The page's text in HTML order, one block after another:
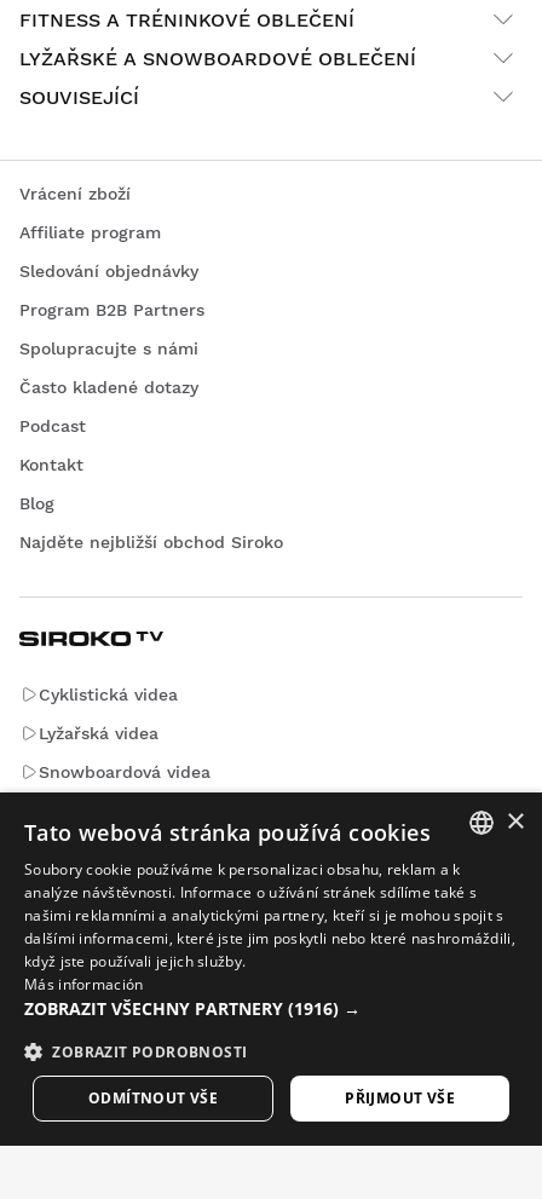
FITNESS A TRÉNINKOVÉ OBLEČENÍ
LYŽAŘSKÉ A SNOWBOARDOVÉ OBLEČENÍ
SOUVISEJÍCÍ
Vrácení zboží
Affiliate program
Sledování objednávky
Program B2B Partners
Spolupracujte s námi
Často kladené dotazy
Podcast
Kontakt
Blog
Najděte nejbližší obchod Siroko
Cyklistická videa
Lyžařská videa
Snowboardová videa
Jen důležité e-maily. Přihlaste se k odběru zpráv a novinek
od Siroko.
Napište Váš e-mail
SPANISH
ENGLISH
FINNISH
×
Tato webová stránka používá cookies
Soubory cookie používáme k personalizaci obsahu, reklam a k
analýze návštěvnosti. Informace o užívání stránek sdílíme také s
našimi reklamními a analytickými partnery, kteří si je mohou spojit s
dalšími informacemi, které jste jim poskytli nebo které nashromáždili,
když jste používali jejich služby.
Más información
ZOBRAZIT VŠECHNY PARTNERY (1916) →
ZOBRAZIT PODROBNOSTI
PŘIJMOUT VŠE
ODMÍTNOUT VŠE